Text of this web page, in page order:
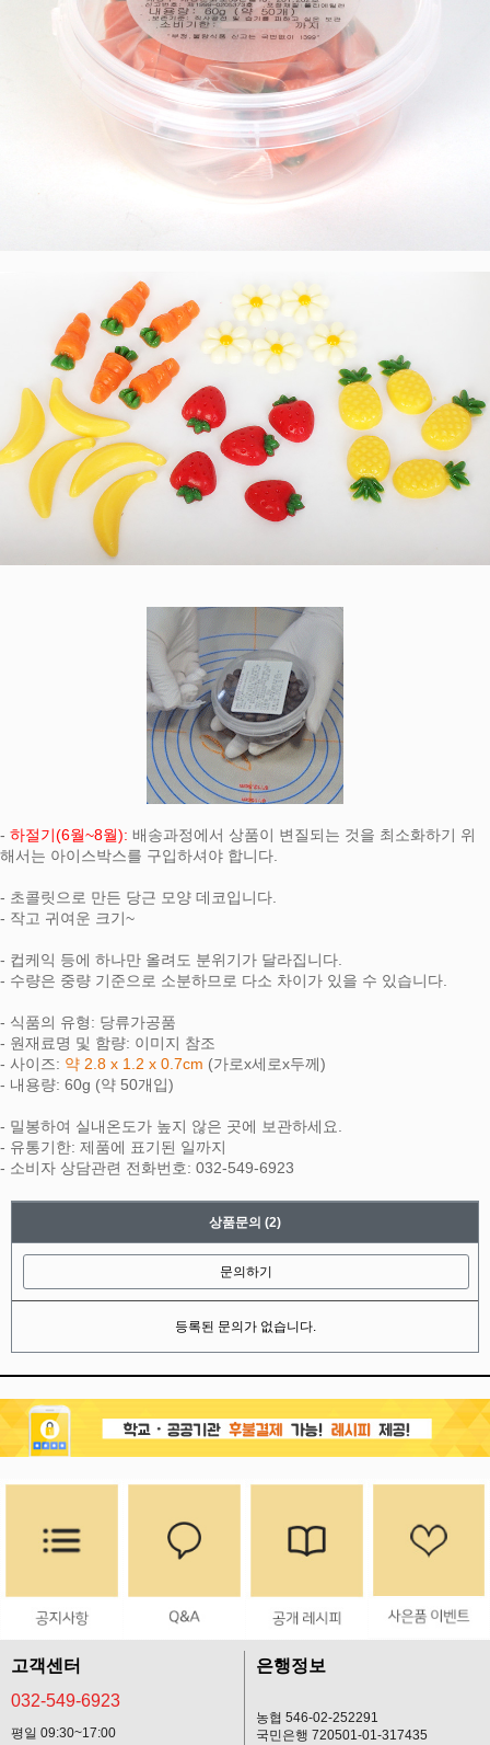
프 하세요!
- 하절기(6월~8월): 배송과정에서 상품이 변질되는 것을 최소화하기 위
해서는 아이스박스를 구입하셔야 합니다.
- 초콜릿으로 만든 당근 모양 데코입니다.
- 작고 귀여운 크기~
- 컵케익 등에 하나만 올려도 분위기가 달라집니다.
- 수량은 중량 기준으로 소분하므로 다소 차이가 있을 수 있습니다.
- 식품의 유형: 당류가공품
- 원재료명 및 함량: 이미지 참조
- 사이즈: 약 2.8 x 1.2 x 0.7cm (가로x세로x두께)
- 내용량: 60g (약 50개입)
- 밀봉하여 실내온도가 높지 않은 곳에 보관하세요.
- 유통기한: 제품에 표기된 일까지
- 소비자 상담관련 전화번호: 032-549-6923
상품문의 (2)
문의하기
등록된 문의가 없습니다.
고객센터
032-549-6923
평일 09:30~17:00
은행정보
농협 546-02-252291
국민은행 720501-01-317435